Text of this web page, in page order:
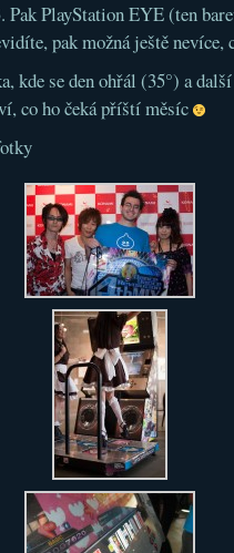
Pak PlayStation EYE (ten
pak možná ještě nevíce,
kde se den ohřál (35°) a
co ho čeká příští měsíc